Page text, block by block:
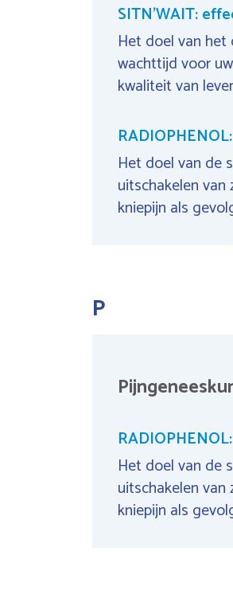
SITN'WAIT:
Het doel van
wachttijd voor
kwaliteit van
Het doel van de
uitschakelen
kniepijn als
P
Het doel van de
uitschakelen
kniepijn als